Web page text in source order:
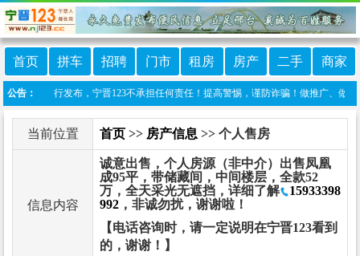
首页 拼车 招聘 门市 租房 房产 二手 商家
公告：
由网友自行发布，宁晋123不承担任何责任！提高警惕，谨防诈骗！做推广、做信
当前位置 首页 >> 房产信息 >> 个人售房
信息内容
诚意出售，个人房源（非中介）出售凤凰
成95平，带储藏间，中间楼层，全款52
万，全天采光无遮挡，详细了解
15933398
992 ，非诚勿扰，谢谢啦！
【电话咨询时，请一定说明在宁晋123看到
的，谢谢！】